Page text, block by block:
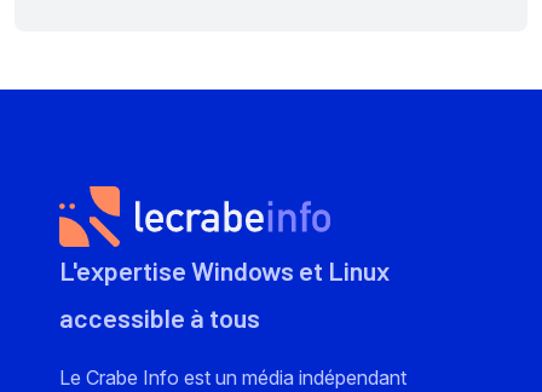
L'expertise Windows et Linux
accessible à tous
Le Crabe Info est un média indépendant